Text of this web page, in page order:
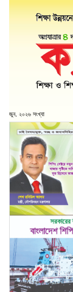
জুন, ২০২৬ সংখ্যা